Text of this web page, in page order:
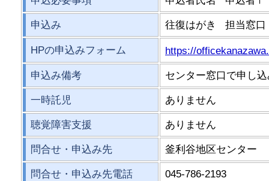
申込み 往復はがき 担当窓
HPの申込みフォーム https://
申込み備考 センター窓口で申し
一時託児 ありません
聴覚障害支援 ありません
問合せ・申込み先 釜利谷地区センター
問合せ・申込み先電話 045-786-2193